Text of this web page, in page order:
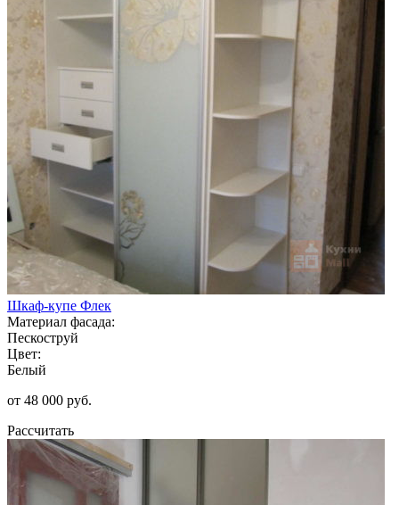
Шкаф-купе Флек
Материал фасада:
Пескоструй
Цвет:
Белый
от 48 000 руб.
Рассчитать